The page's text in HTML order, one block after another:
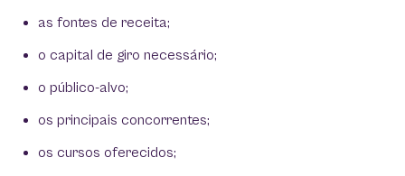
as fontes de receita;
o capital de giro necessário;
o público-alvo;
os principais concorrentes;
os cursos oferecidos;